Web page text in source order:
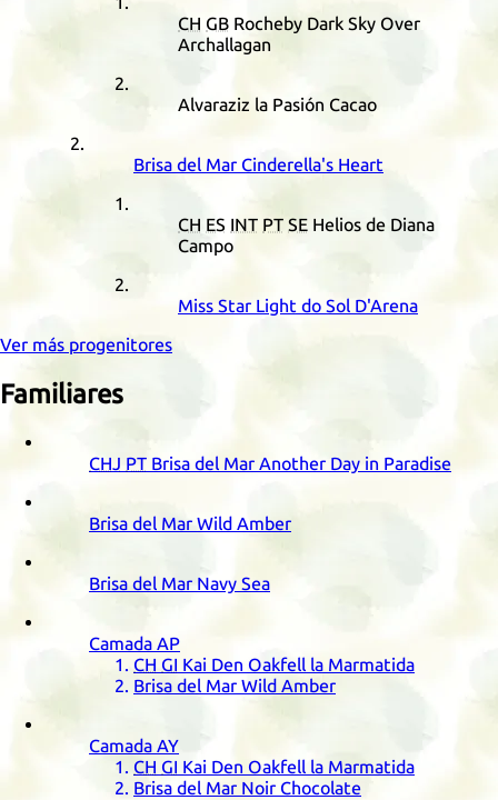
CH GB Rocheby Dark Sky Over
Archallagan
Alvaraziz la Pasión Cacao
Brisa del Mar Cinderella's Heart
CH ES INT PT SE Helios de Diana
Campo
Miss Star Light do Sol D'Arena
Ver más progenitores
Familiares
CHJ PT Brisa del Mar Another Day in Paradise
Brisa del Mar Wild Amber
Brisa del Mar Navy Sea
Camada AP
CH GI Kai Den Oakfell la Marmatida
Brisa del Mar Wild Amber
Camada AY
CH GI Kai Den Oakfell la Marmatida
Brisa del Mar Noir Chocolate